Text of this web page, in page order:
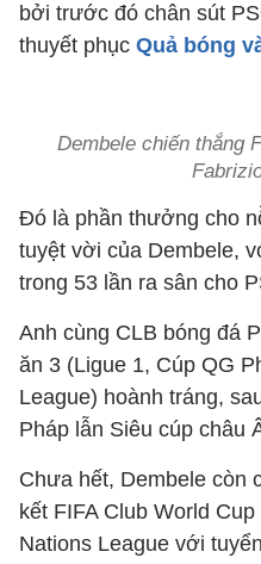
bởi trước đó chân sút
thuyết phục Quả bóng
Dembele chiến thắng
Đó là phần thưởng cho
tuyệt vời của Dembele,
trong 53 lần ra sân cho
Anh cùng CLB bóng đá
ăn 3 (Ligue 1, Cúp QG
League) hoành tráng,
Pháp lẫn Siêu cúp châu
Chưa hết, Dembele còn
kết FIFA Club World
Nations League với